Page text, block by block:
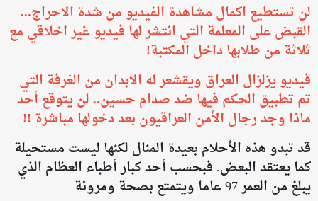
لن تستطيع اكمال مشاهدة الفيديو من شدة الاحراج...
القبض على المعلمة التي انتشر لها فيديو غير اخلاقي مع
ثلاثة من طلابها داخل المكتبة!
فيديو يزلزال العراق ويقشعر له الابدان من الغرفة التي
تم تطبيق الحكم فيها ضد صدام حسين.. لن يتوقع أحد
ماذا وجد رجال الأمن العراقيون بعد دخولها مباشرة !!
قد تبدو هذه الأحلام بعيدة المنال لكنها ليست مستحيلة
كما يعتقد البعض. فبحسب أحد كبار أطباء العظام الذي
يبلغ من العمر 97 عاما ويتمتع بصحة ومرونة